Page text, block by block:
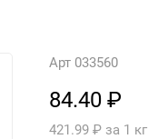
Арт 033560
84.40 ₽
421.99 ₽ за 1 кг